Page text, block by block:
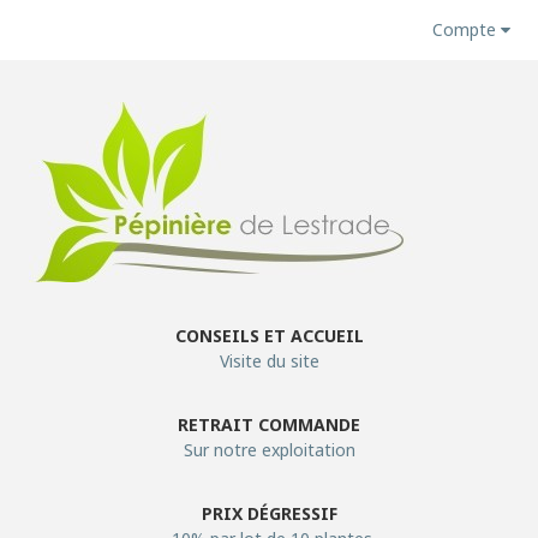
Compte
CONSEILS ET ACCUEIL
Visite du site
RETRAIT COMMANDE
Sur notre exploitation
PRIX DÉGRESSIF